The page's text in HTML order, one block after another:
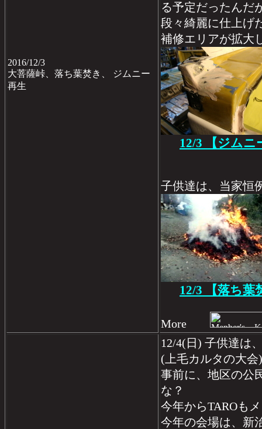
2016/12/3
大菩薩峠、落ち葉焚き、 ジムニー
再生
る予定だったんだ
段々綺麗に仕上げ
補修エリアが拡大
12/3 【ジムニ
子供達は、当家恒
12/3 【落ち葉
More
12/4(日) 子供達は
(上毛カルタの大会)
事前に、地区の公
な？
今年からTAROも
今年の会場は、新